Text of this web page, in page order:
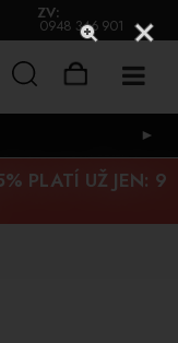
ZV:
0948 346 901
►
PLATÍ UŽ JEN: 9